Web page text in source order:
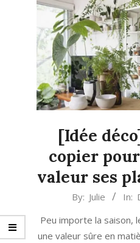
[Idée
copier
valeur ses
02
By: Julie In:
Peu importe la saison,
une valeur sûre en